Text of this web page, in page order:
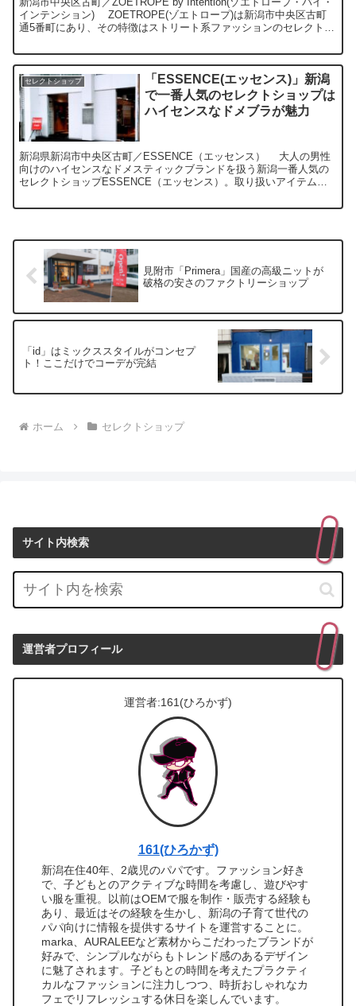
インテンション) ZOETROPE(ゾエトロープ)は新潟市中央区古町
通5番町にあり、その特徴はストリート系ファッションのセレクト。
セレクトショップ
「ESSENCE(エッセンス)」新潟
で一番人気のセレクトショップは
ハイセンスなドメブラが魅力
新潟県新潟市中央区古町／ESSENCE（エッセンス） 大人の男性
向けのハイセンスなドメスティックブランドを扱う新潟一番人気の
セレクトショップESSENCE（エッセンス）。取り扱いアイテムは
見附市「Primera」国産の高級ニットが
破格の安さのファクトリーショップ
「id」はミックススタイルがコンセプ
ト！ここだけでコーデが完結
ホーム セレクトショップ
サイト内検索
運営者プロフィール
運営者:161(ひろかず)
161(ひろかず)
新潟在住40年、2歳児のパパです。ファッション好き
で、子どもとのアクティブな時間を考慮し、遊びやす
い服を重視。以前はOEMで服を制作・販売する経験も
あり、最近はその経験を生かし、新潟の子育て世代の
パパ向けに情報を提供するサイトを運営することに。
marka、AURALEEなど素材からこだわったブランドが
好みで、シンプルながらもトレンド感のあるデザイン
に魅了されます。子どもとの時間を考えたプラクティ
カルなファッションに注力しつつ、時折おしゃれなカ
フェでリフレッシュする休日を楽しんでいます。